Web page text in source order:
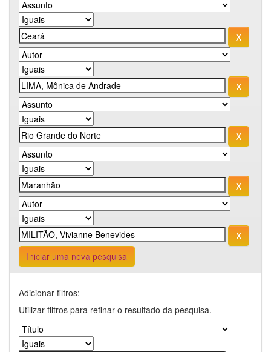
Iniciar uma nova pesquisa
Adicionar filtros:
Utilizar filtros para refinar o resultado da pesquisa.